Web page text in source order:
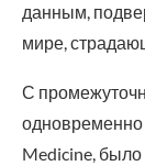
данным,
мире,
С
одновременно
Medicine,